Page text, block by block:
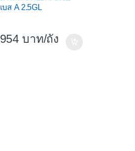
เบส A 2.5GL
954 /ถัง